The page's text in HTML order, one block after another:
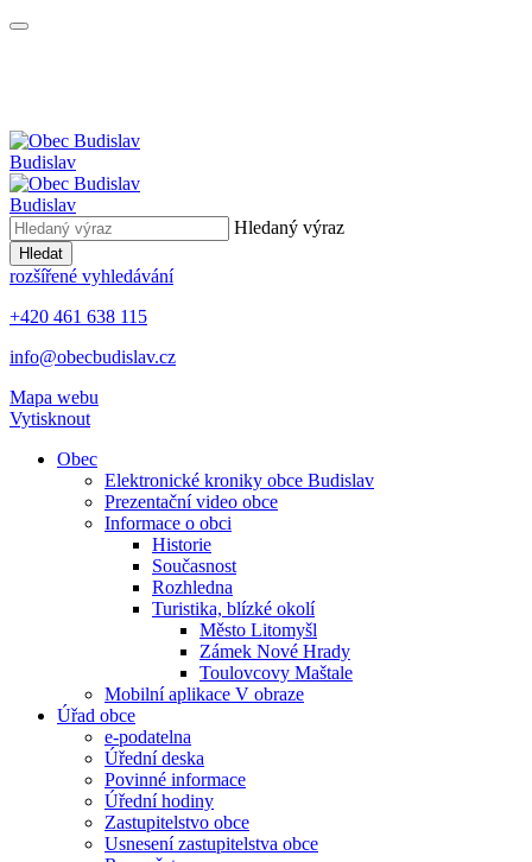
Budislav
Budislav
Hledaný výraz
Hledat
rozšířené vyhledávání
+420 461 638 115
info@obecbudislav.cz
Mapa webu
Vytisknout
Obec
Elektronické kroniky obce Budislav
Prezentační video obce
Informace o obci
Historie
Současnost
Rozhledna
Turistika, blízké okolí
Město Litomyšl
Zámek Nové Hrady
Toulovcovy Maštale
Mobilní aplikace V obraze
Úřad obce
e-podatelna
Úřední deska
Povinné informace
Úřední hodiny
Zastupitelstvo obce
Usnesení zastupitelstva obce